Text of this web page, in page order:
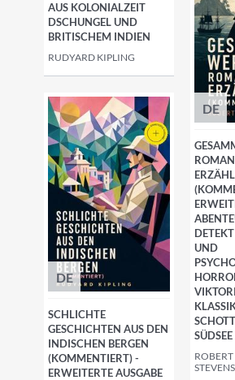
AUS KOLONIALZEIT
DSCHUNGEL UND
BRITISCHEM INDIEN
RUDYARD KIPLING
DE
UND
SÜDSEE
DE
SCHLICHTE
GESCHICHTEN AUS DEN
INDISCHEN BERGEN
(KOMMENTIERT) -
ERWEITERTE AUSGABE